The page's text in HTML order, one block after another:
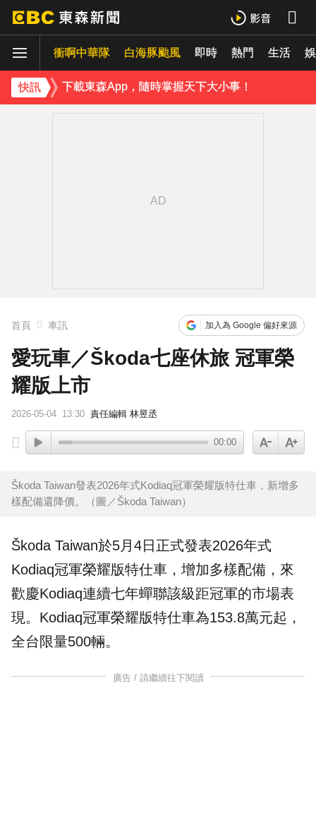
衝啊中華隊 白海豚颱風 即時 熱門 生活
快訊
羅美玲連生三胎！自爆與尪「2年沒接吻」白家綺急拱放閃
下載東森App，隨時掌握天下大小事！
首頁 車訊 加入為 Google 偏好來源
愛玩車／Škoda七座休旅 冠軍榮
耀版上市
2026-05-04 13:30 責任編輯 林昱丞
00:00
Škoda Taiwan發表2026年式Kodiaq冠軍榮耀版特仕車，新增多
樣配備還降價。（圖／Škoda Taiwan）
Škoda Taiwan於5月4日正式發表2026年式
Kodiaq冠軍榮耀版特仕車 ，增加多樣配備，來
歡慶Kodiaq連續七年蟬聯該級距冠軍的市場表
現。Kodiaq冠軍榮耀版特仕車為153.8萬元起，
全台限量500輛。
廣告 / 請繼續往下閱讀